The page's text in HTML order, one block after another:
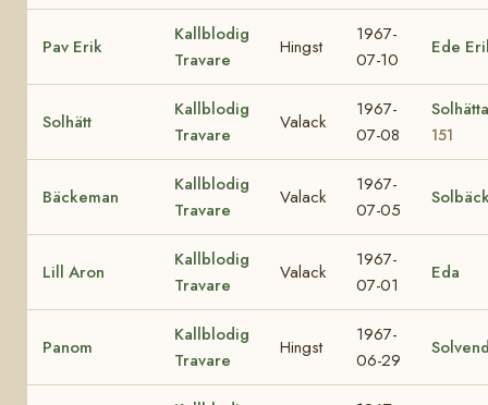
Pav Erik
Kallblodig
Travare
Hingst
1967-
07-10
Ede
Solhätt
Kallblodig
Travare
Valack
1967-
07-08
151
Bäckeman
Kallblodig
Travare
Valack
1967-
07-05
Lill Aron
Kallblodig
Travare
Valack
1967-
07-01
Eda
Panom
Kallblodig
Travare
Hingst
1967-
06-29